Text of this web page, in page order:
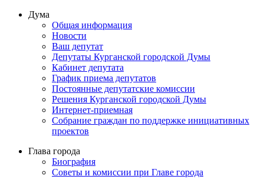
Дума
Общая информация
Новости
Ваш депутат
Депутаты Курганской городской Думы
Кабинет депутата
График приема депутатов
Постоянные депутатские комиссии
Решения Курганской городской Думы
Интернет-приемная
Собрание граждан по поддержке инициативных
проектов
Глава города
Биография
Советы и комиссии при Главе города